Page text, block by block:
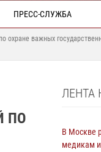
ПРЕСС-СЛУЖБА
важных
ПО
ЛЕНТА
В Москве
медикам